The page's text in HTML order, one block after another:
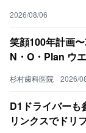
2026/08/06
笑顔100年計画
N・O・Plan ウ
杉村歯科医院 · 2026/
D1ドライバーも
リンクスでドリ